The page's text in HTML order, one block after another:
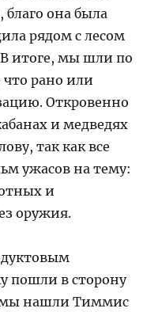
благо она была
рядом с лесом
итоге, мы шли по
рано или
Откровенно
и медведях
так как все
ужасов на тему:
и
оружия.
пошли в сторону
мы нашли Тиммис